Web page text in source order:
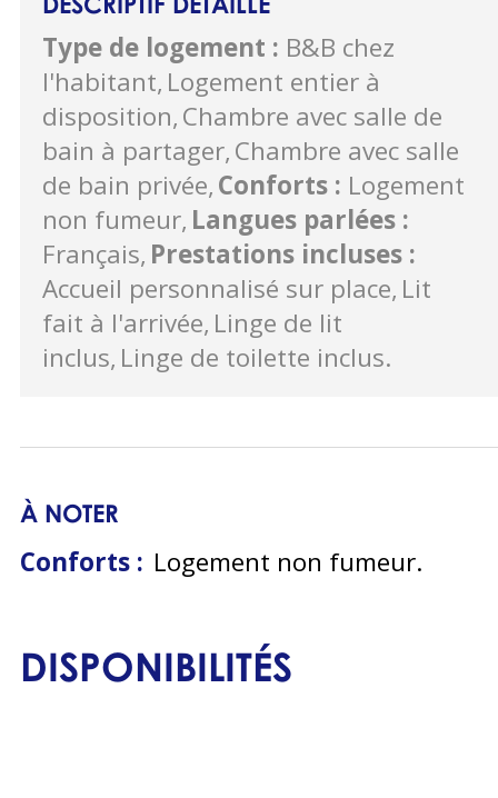
Type de logement : B&B chez
l'habitant Logement entier à
disposition Chambre avec salle de
bain à partager Chambre avec salle
de bain privée Conforts : Logement
non fumeur Langues parlées :
Français Prestations incluses :
Accueil personnalisé sur place Lit
fait à l'arrivée Linge de lit
inclus Linge de toilette inclus
À NOTER
Conforts : Logement non fumeur
DISPONIBILITÉS